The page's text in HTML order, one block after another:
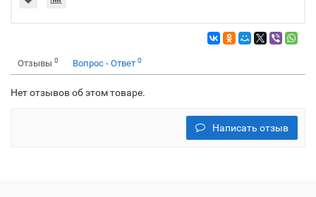
Отзывы 0 Вопрос - Ответ 0
Нет отзывов об этом товаре.
Написать отзыв